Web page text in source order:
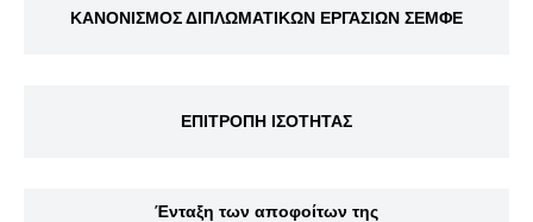
ΚΑΝΟΝΙΣΜΟΣ ΔΙΠΛΩΜΑΤΙΚΩΝ ΕΡΓΑΣΙΩΝ ΣΕΜΦΕ
ΕΠΙΤΡΟΠΗ ΙΣΟΤΗΤΑΣ
Ένταξη των αποφοίτων της